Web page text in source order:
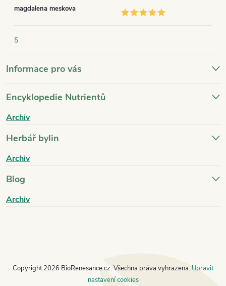
magdalena meskova
5
Informace pro vás
Encyklopedie Nutrientů
Archiv
Herbář bylin
Archiv
Blog
Archiv
Copyright 2026 BioRenesance.cz. Všechna práva vyhrazena. Upravit
nastavení cookies